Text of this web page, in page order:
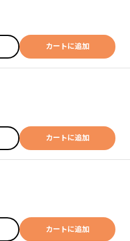
カートに追加
カートに追加
カートに追加